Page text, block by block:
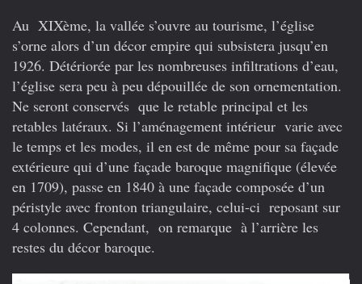
Au XIXème, la vallée s’ouvre au tourisme, l’église
s’orne alors d’un décor empire qui subsistera jusqu’en
1926. Détériorée par les nombreuses infiltrations d’eau,
l’église sera peu à peu dépouillée de son ornementation.
Ne seront conservés que le retable principal et les
retables latéraux. Si l’aménagement intérieur varie avec
le temps et les modes, il en est de même pour sa façade
extérieure qui d’une façade baroque magnifique (élevée
en 1709), passe en 1840 à une façade composée d’un
péristyle avec fronton triangulaire, celui-ci reposant sur
4 colonnes. Cependant, on remarque à l’arrière les
restes du décor baroque.